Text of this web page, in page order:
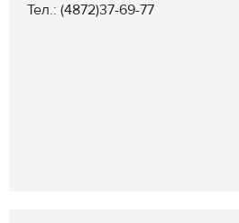
Тел.: (4872)37-69-77